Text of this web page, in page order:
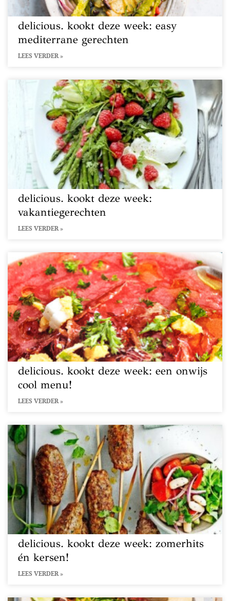
delicious. kookt deze week: easy
mediterrane gerechten
LEES VERDER »
delicious. kookt deze week:
vakantiegerechten
LEES VERDER »
delicious. kookt deze week: een onwijs
cool menu!
LEES VERDER »
delicious. kookt deze week: zomerhits
én kersen!
LEES VERDER »